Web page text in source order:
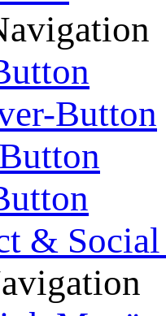
Button
&